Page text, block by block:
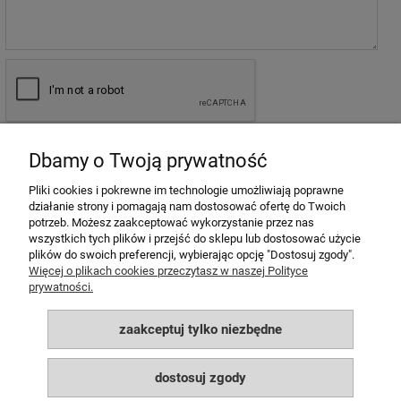
MOJE KONTO
POMOC
PŁATNOŚCI I DOSTAWA
INFORMACJE
O NAS
Dbamy o Twoją prywatność
Pliki cookies i pokrewne im technologie umożliwiają poprawne
działanie strony i pomagają nam dostosować ofertę do Twoich
potrzeb. Możesz zaakceptować wykorzystanie przez nas
wszystkich tych plików i przejść do sklepu lub dostosować użycie
plików do swoich preferencji, wybierając opcję "Dostosuj zgody".
Więcej o plikach cookies przeczytasz w naszej Polityce
prywatności.
zaakceptuj tylko niezbędne
dostosuj zgody